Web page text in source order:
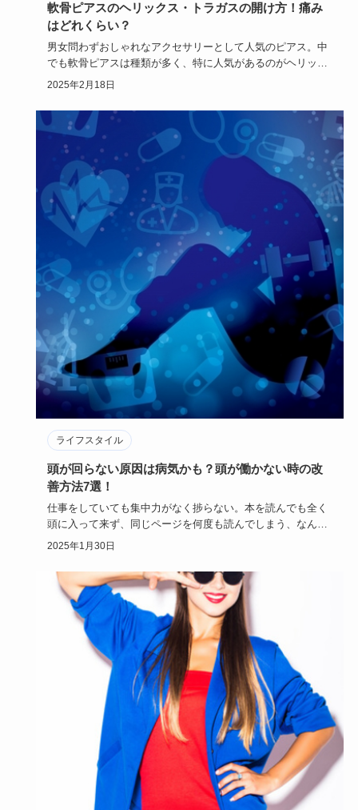
軟骨ピアスのヘリックス・トラガスの開け方！痛み
はどれくらい？
男女問わずおしゃれなアクセサリーとして人気のピアス。中
でも軟骨ピアスは種類が多く、特に人気があるのがヘリック
スやトラガスで…
2025年2月18日
ライフスタイル
頭が回らない原因は病気かも？頭が働かない時の改
善方法7選！
仕事をしていても集中力がなく捗らない。本を読んでも全く
頭に入って来ず、同じページを何度も読んでしまう、なんて
ことありません…
2025年1月30日